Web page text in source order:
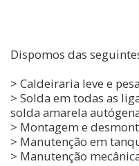
Dispomos das
> Caldeiraria leve e
> Solda em todas as
solda amarela
> Montagem e
> Manutenção em
> Manutenção